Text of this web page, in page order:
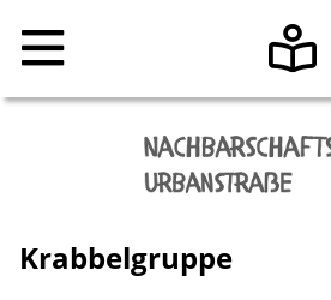
Veranstaltungen
Raumnutzung
Hoher Kontrast
Krabbelgruppe